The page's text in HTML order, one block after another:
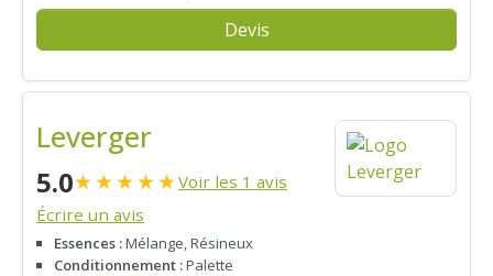
Devis
Leverger
5.0★★★★★Voir les 1 avis
Écrire un avis
Essences :Mélange, Résineux
Conditionnement :Palette